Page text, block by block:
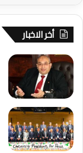
أخر الاخبار